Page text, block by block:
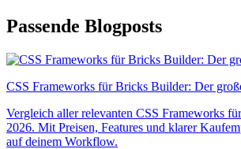
Passende Blogposts
CSS Frameworks für Bricks Builder: Der
Vergleich aller relevanten CSS Frameworks
2026. Mit Preisen, Features und klarer
auf deinem Workflow.